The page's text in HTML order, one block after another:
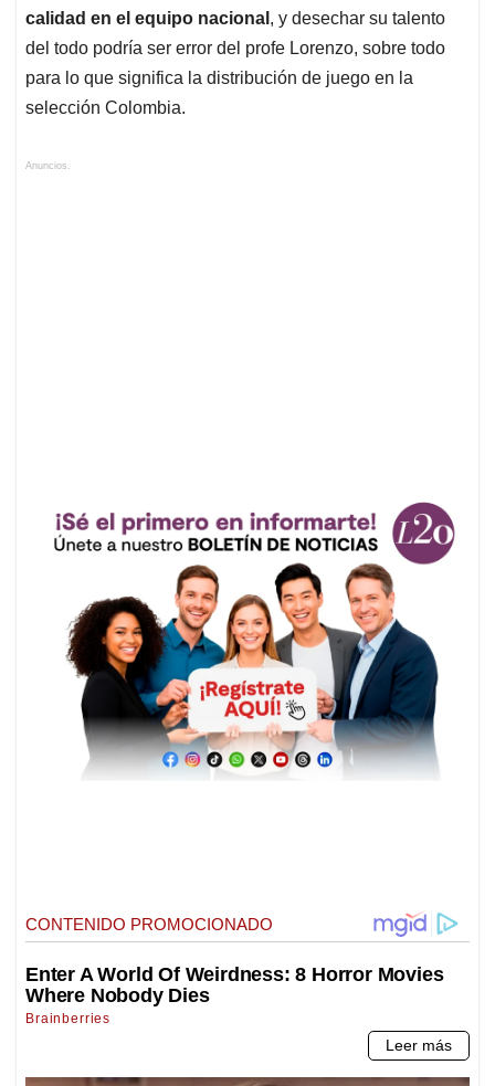
calidad en el equipo nacional , y desechar su talento
del todo podría ser error del profe Lorenzo, sobre todo
para lo que significa la distribución de juego en la
selección Colombia.
Anuncios.